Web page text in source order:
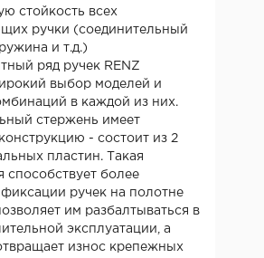
стойкость всех
ручки (соединительный
и т.д.)
ряд ручек RENZ
выбор моделей и
в каждой из них.
стержень имеет
- состоит из 2
пластин. Такая
способствует более
ручек на полотне
им разбалтываться в
эксплуатации, а
износ крепежных